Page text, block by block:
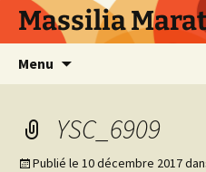
AllerMassilia
Menu
YSC_6909
Publié le 10 décembre 2017